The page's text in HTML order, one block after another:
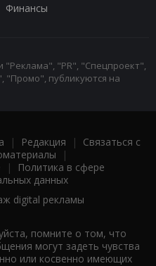
Финансы
"PR", "Спецпроект",
"Промо", публикуются на
| Редакция | Связаться с
|
|
Политика в сфере
данных
digital рекламы
помните о том, что
могут задеть чувства
или косвенно имеющих